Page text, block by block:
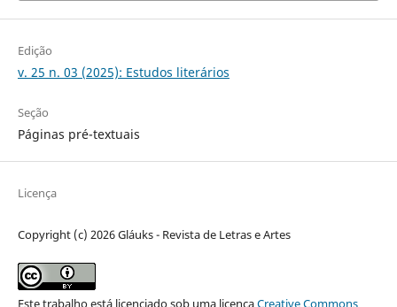
Edição
v. 25 n. 03 (2025): Estudos literários
Seção
Páginas pré-textuais
Licença
Copyright (c) 2026 Gláuks - Revista de Letras e Artes